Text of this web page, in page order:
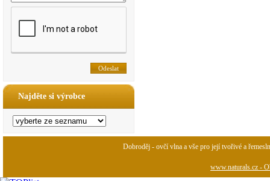
Najděte si výrobce
Dobroděj - ovčí vlna a vše pro její tvořivé a
www.naturals.cz -